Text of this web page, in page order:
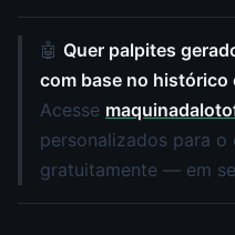
🤖 Quer palpites
com base no
Acesse
personalizados para
gratuitamente — em